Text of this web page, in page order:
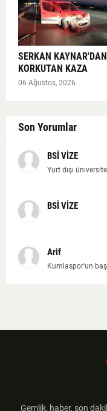
SERKAN KAYNAR'DAN
KORKUTAN KAZA
06 Ağustos, 2026
Son Yorumlar
BSİ VİZE
Yurt dışı
BSİ VİZE
Arif
Kumlaspor'un
Gemlik, haber, son